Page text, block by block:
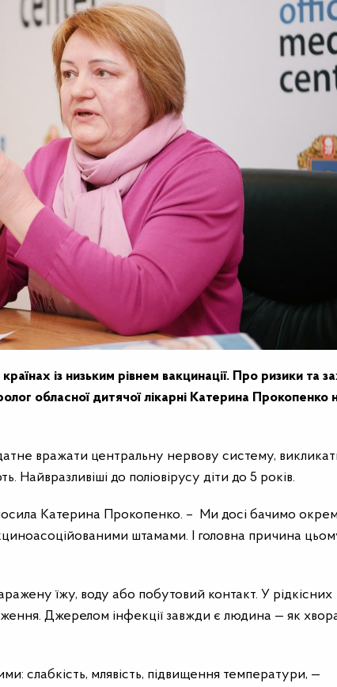
із низьким рівнем вакцинації. Про ризики та
обласної дитячої лікарні Катерина Прокопенко
вражати центральну нервову систему,
Найвразливіші до поліовірусу діти до 5 років.
Катерина Прокопенко. – Ми досі бачимо
штамами. І головна причина
їжу, воду або побутовий контакт. У рідкісних
Джерелом інфекції завжди є людина — як
слабкість, млявість, підвищення температури, —